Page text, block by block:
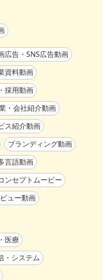
広告・SNS広告動画
資料動画
採用動画
・会社紹介動画
ス紹介動画
ブランディング動画
言語動画
ンセプトムービー
ュー動画
医療
・システム